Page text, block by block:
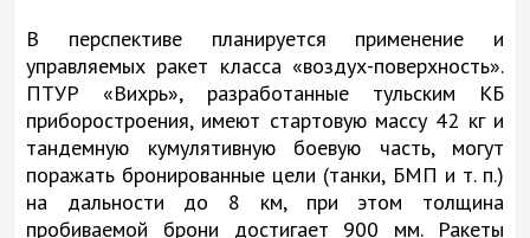
В перспективе планируется применение и
управляемых ракет класса «воздух-поверхность».
ПТУР «Вихрь», разработанные тульским КБ
приборостроения, имеют стартовую массу 42 кг и
тандемную кумулятивную боевую часть, могут
поражать бронированные цели (танки, БМП и т. п.)
на дальности до 8 км, при этом толщина
пробиваемой брони достигает 900 мм. Ракеты